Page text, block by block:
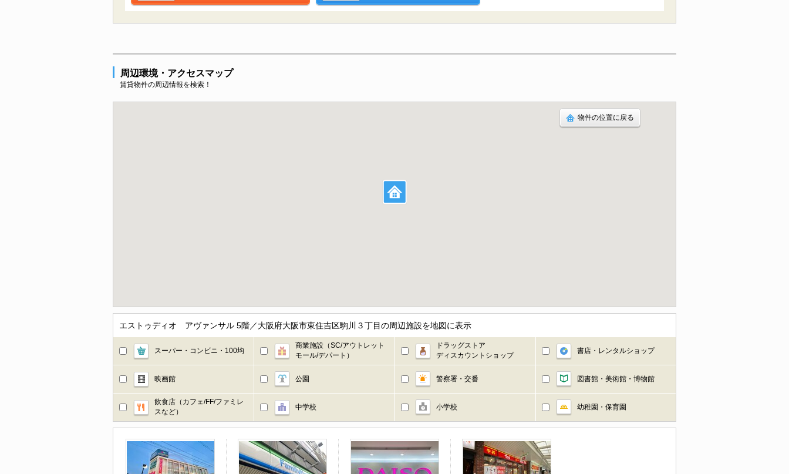
周辺環境・アクセスマップ
賃貸物件の周辺情報を検索！
物件の位置に戻る
エストゥディオ アヴァンサル 5階／大阪府大阪市東住吉区駒川３丁目の周辺施設を地図に表示
スーパー・コンビニ・100均
商業施設（SC/アウトレット
モール/デパート）
ドラッグストア
ディスカウントショップ
書店・レンタルショップ
映画館 公園 警察署・交番 図書館・美術館・博物館
飲食店（カフェ/FF/ファミレ
スなど）
中学校 小学校 幼稚園・保育園